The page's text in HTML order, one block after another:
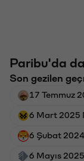
Paribu'da
Son gezilen
17 Temmuz
6 Mart 2025
6 Şubat
6 Mayıs